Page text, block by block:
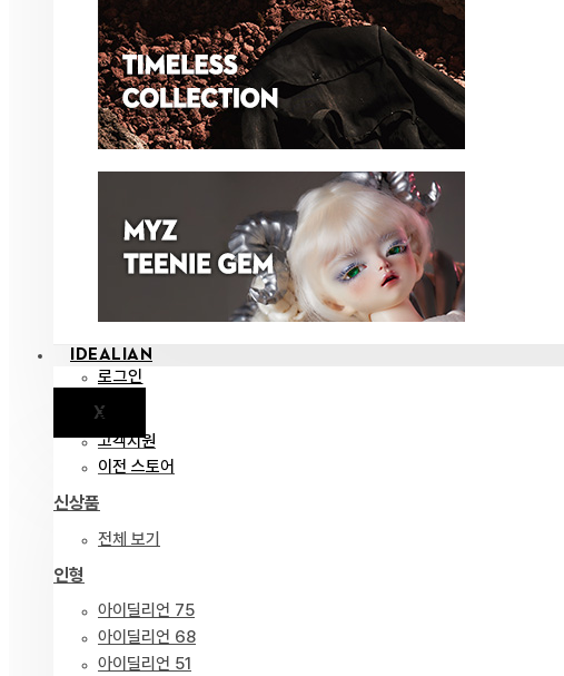
IDEALIAN
로그인
X공지
고객지원
이전 스토어
신상품
전체 보기
인형
아이딜리언 75
아이딜리언 68
아이딜리언 51